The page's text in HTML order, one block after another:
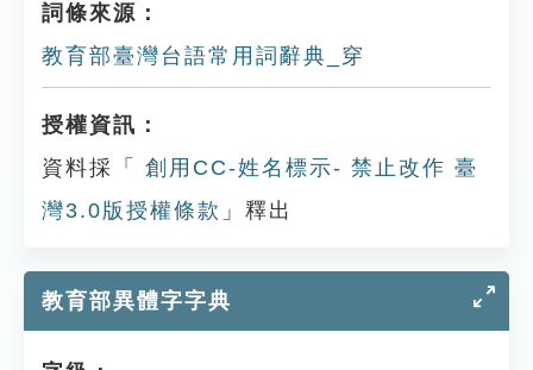
詞條來源：
教育部臺灣台語常用詞辭典_穿
授權資訊：
資料採「
創用CC-姓名標示- 禁止改作 臺
灣3.0版授權條款 」釋出
教育部異體字字典